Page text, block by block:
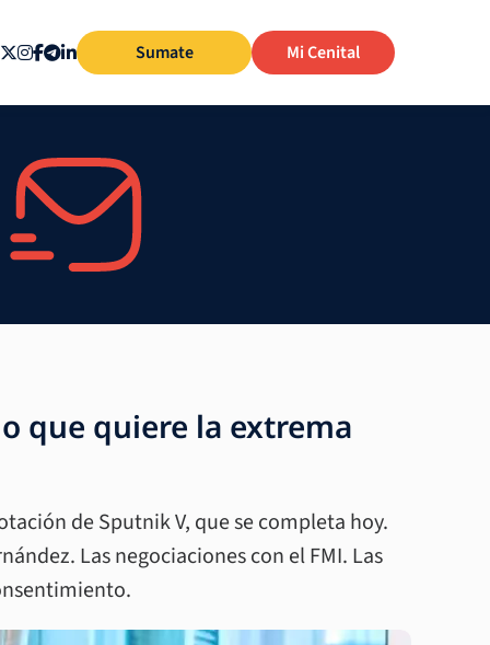
Sumate Mi Cenital
que quiere la extrema
de Sputnik V, que se completa hoy.
Las negociaciones con el FMI. Las